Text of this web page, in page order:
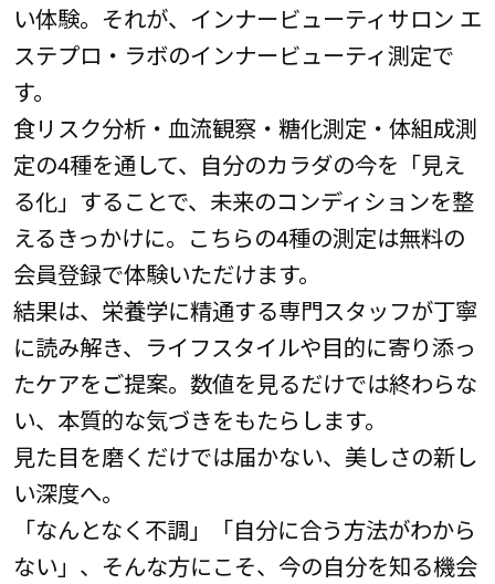
い体験。それが、インナービューティサロン エ
ステプロ・ラボのインナービューティ測定で
す。
食リスク分析・血流観察・糖化測定・体組成測
定の4種を通して、自分のカラダの今を「見え
る化」することで、未来のコンディションを整
えるきっかけに。こちらの4種の測定は無料の
会員登録で体験いただけます。
結果は、栄養学に精通する専門スタッフが丁寧
に読み解き、ライフスタイルや目的に寄り添っ
たケアをご提案。数値を見るだけでは終わらな
い、本質的な気づきをもたらします。
見た目を磨くだけでは届かない、美しさの新し
い深度へ。
「なんとなく不調」「自分に合う方法がわから
ない」、そんな方にこそ、今の自分を知る機会